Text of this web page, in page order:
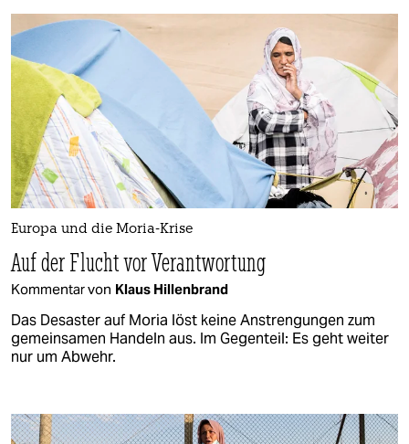
Europa und die Moria-Krise
Auf der Flucht vor Verantwortung
Kommentar von Klaus Hillenbrand
Das Desaster auf Moria löst keine Anstrengungen zum
gemeinsamen Handeln aus. Im Gegenteil: Es geht weiter
nur um Abwehr.